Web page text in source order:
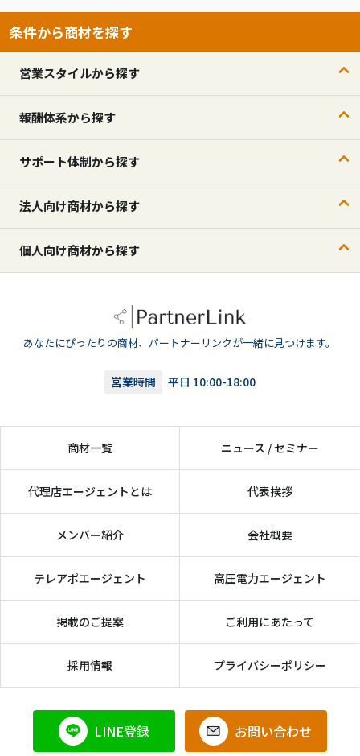
条件から商材を探す
営業スタイルから探す
報酬体系から探す
サポート体制から探す
法人向け商材から探す
個人向け商材から探す
あなたにぴったりの商材、パートナーリンクが一緒に見つけます。
営業時間 平日 10:00-18:00
商材一覧 ニュース / セミナー
代理店エージェントとは 代表挨拶
メンバー紹介 会社概要
テレアポエージェント 高圧電力エージェント
掲載のご提案 ご利用にあたって
採用情報 プライバシーポリシー
LINE登録 お問い合わせ